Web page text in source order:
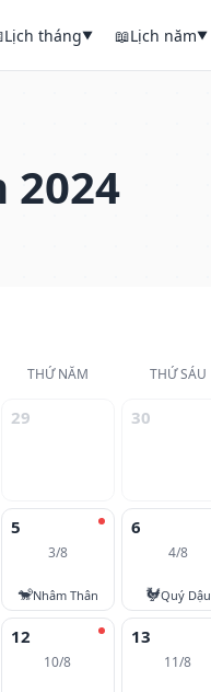
Lịch tháng▼ 📖Lịch năm▼
2024
THỨ NĂM THỨ SÁU
29 30
5
3/8
🐒Nhâm Thân
6
4/8
🐓Quý Dậu
12
10/8
13
11/8